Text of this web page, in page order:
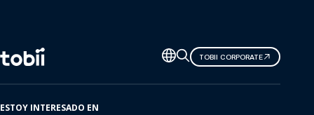
Cambiar
de
idioma
TOBII CORPORATE
ESTOY INTERESADO EN